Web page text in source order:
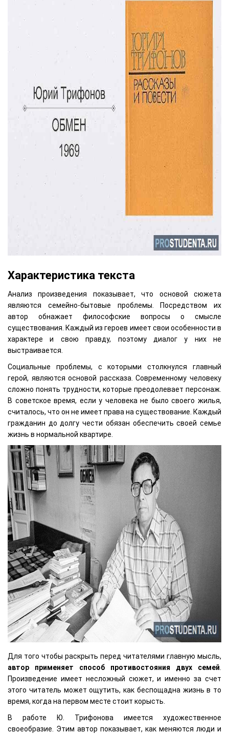
Характеристика текста
Анализ произведения показывает, что основой сюжета
являются семейно-бытовые проблемы. Посредством их
автор обнажает философские вопросы о смысле
существования. Каждый из героев имеет свои особенности в
характере и свою правду, поэтому диалог у них не
выстраивается.
Социальные проблемы, с которыми столкнулся главный
герой, являются основой рассказа. Современному человеку
сложно понять трудности, которые преодолевает персонаж.
В советское время, если у человека не было своего жилья,
считалось, что он не имеет права на существование. Каждый
гражданин до долгу чести обязан обеспечить своей семье
жизнь в нормальной квартире.
Для того чтобы раскрыть перед читателями главную мысль,
автор применяет способ противостояния двух семей
Произведение имеет несложный сюжет, и именно за счет
этого читатель может ощутить, как беспощадна жизнь в то
время, когда на первом месте стоит корысть.
В работе Ю. Трифонова имеется художественное
своеобразие. Этим автор показывает, как меняются люди и